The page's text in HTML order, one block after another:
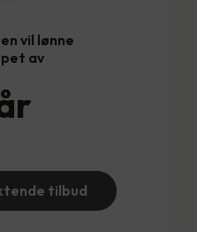
vil lønne
av
tilbud